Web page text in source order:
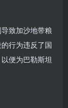
致加沙地带粮
行为违反了国
便为巴勒斯坦